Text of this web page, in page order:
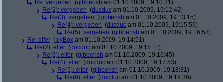
Re: vergeben (gibberish am 01.10.2009, 19:10:31)
Re(2): vergeben (ducduc am 01.10.2009, 19:12:42)
Re(3): vergeben (gibberish am 01.10.2009, 19:13:15)
Re(4): vergeben (ducduc am 01.10.2009, 19:15:59)
Re(5): vergeben (gibberish am 01.10.2009, 19:16:58)
Re: elfer ( IcyBox am 01.10.2009, 19:14:51)
Re(2): elfer (ducduc am 01.10.2009, 19:15:11)
Re(3): elfer (gibberish am 01.10.2009, 19:16:45)
Re(4): elfer (ducduc am 01.10.2009, 19:17:53)
Re(5): elfer (gibberish am 01.10.2009, 19:18:31)
Re(6): elfer (ducduc am 01.10.2009, 19:19:36)